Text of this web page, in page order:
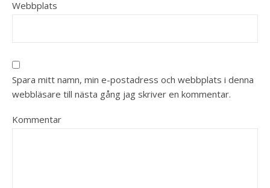
Webbplats
Spara mitt namn, min e-postadress och webbplats i denna
webbläsare till nästa gång jag skriver en kommentar.
Kommentar